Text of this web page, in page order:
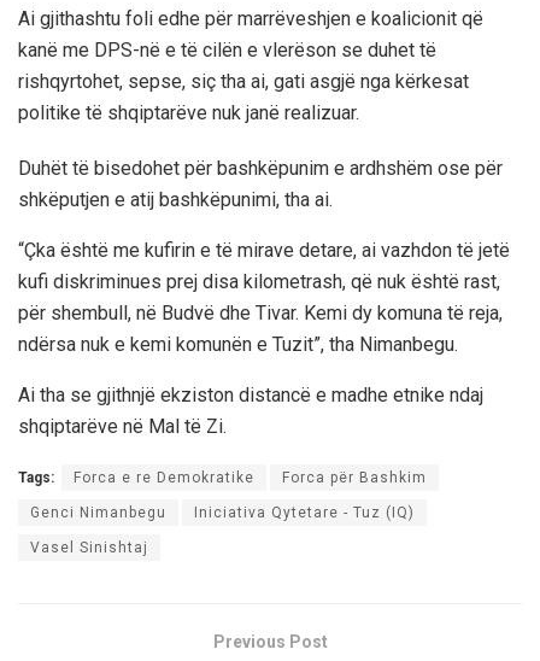
Ai gjithashtu foli edhe për marrëveshjen e koalicionit që
kanë me DPS-në e të cilën e vlerëson se duhet të
rishqyrtohet, sepse, siç tha ai, gati asgjë nga kërkesat
politike të shqiptarëve nuk janë realizuar.
Duhët të bisedohet për bashkëpunim e ardhshëm ose për
shkëputjen e atij bashkëpunimi, tha ai.
“Çka është me kufirin e të mirave detare, ai vazhdon të jetë
kufi diskriminues prej disa kilometrash, që nuk është rast,
për shembull, në Budvë dhe Tivar. Kemi dy komuna të reja,
ndërsa nuk e kemi komunën e Tuzit”, tha Nimanbegu.
Ai tha se gjithnjë ekziston distancë e madhe etnike ndaj
shqiptarëve në Mal të Zi.
Tags: Forca e re Demokratike Forca për Bashkim
Genci Nimanbegu Iniciativa Qytetare - Tuz (IQ)
Vasel Sinishtaj
Previous Post